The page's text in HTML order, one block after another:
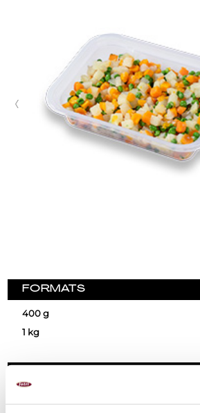
FORMATS
400 g
1 kg
Llest per al consum